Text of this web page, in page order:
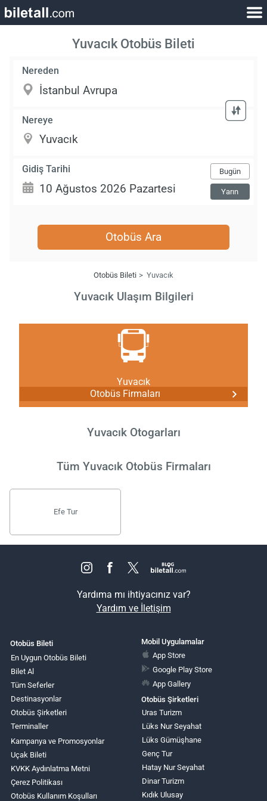
Yuvacık Otobüs Bileti
Nereden
Nereye
Gidiş Tarihi Bugün
Yarın
Otobüs Ara
Otobüs Bileti Yuvacık
Yuvacık Ulaşım Bilgileri
Yuvacık
Otobüs Firmaları
Yuvacık Otogarları
Tüm Yuvacık Otobüs Firmaları
Efe Tur
Yardıma mı ihtiyacınız var?
Yardım ve İletişim
Otobüs Bileti
En Uygun Otobüs Bileti
Bilet Al
Tüm Seferler
Destinasyonlar
Otobüs Şirketleri
Terminaller
Kampanya ve Promosyonlar
Uçak Bileti
KVKK Aydınlatma Metni
Çerez Politikası
Otobüs Kullanım Koşulları
Mobil Uygulamalar
App Store
Google Play Store
App Gallery
Otobüs Şirketleri
Uras Turizm
Lüks Nur Seyahat
Lüks Gümüşhane
Genç Tur
Hatay Nur Seyahat
Dinar Turizm
Kıdık Ulusay